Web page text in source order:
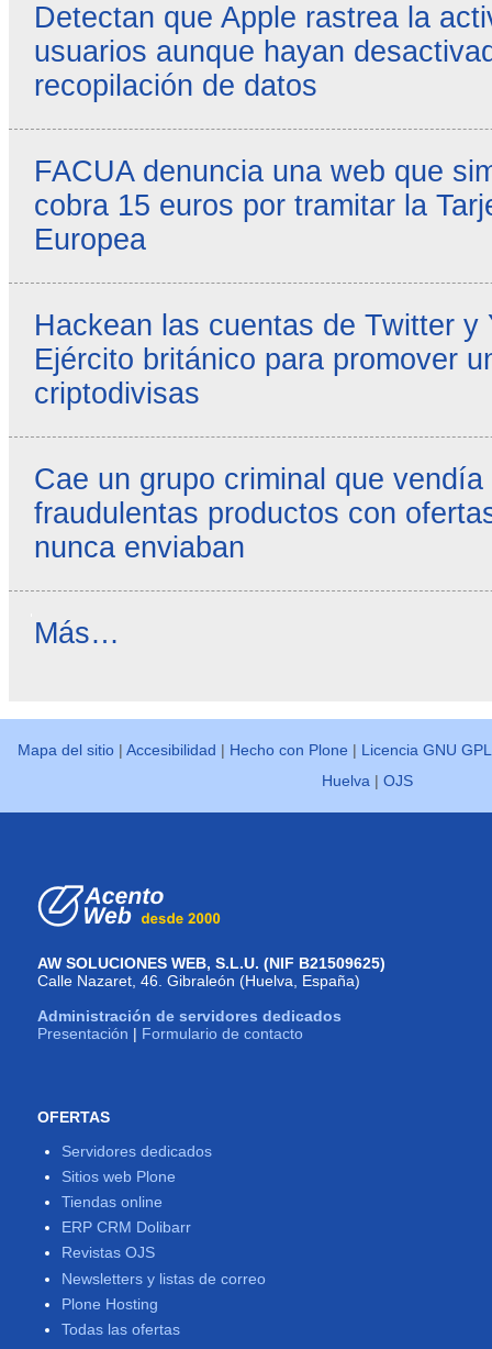
Detectan que Apple rastrea la
usuarios aunque hayan
recopilación de datos
FACUA denuncia una web que
cobra 15 euros por tramitar la
Europea
Hackean las cuentas de Twitter y
Ejército británico para promover
criptodivisas
Cae un grupo criminal que
fraudulentas productos con
nunca enviaban
Reseñas
Más…
Mapa del sitio |Accesibilidad | Hecho con Plone | Licencia GNU GPL
Huelva |OJS
AW SOLUCIONES WEB, S.L.U. (NIF B21509625)
Calle Nazaret, 46. Gibraleón (Huelva, España)
Administración de servidores dedicados
Presentación | Formulario de contacto
OFERTAS
Servidores dedicados
Sitios web Plone
Tiendas online
ERP CRM Dolibarr
Revistas OJS
Newsletters y listas de correo
Plone Hosting
Todas las ofertas